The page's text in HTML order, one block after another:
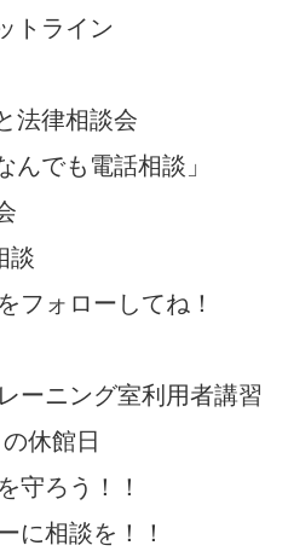
トライン
法律相談会
んでも電話相談」
談
フォローしてね！
ーニング室利用者講習
休館日
守ろう！！
に相談を！！